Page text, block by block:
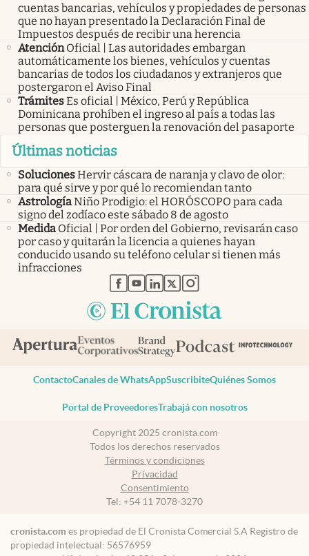
cuentas bancarias, vehículos y propiedades de personas
que no hayan presentado la Declaración Final de
Impuestos después de recibir una herencia
Atención Oficial | Las autoridades embargan
automáticamente los bienes, vehículos y cuentas
bancarias de todos los ciudadanos y extranjeros que
postergaron el Aviso Final
TrámitesEs oficial | México, Perú y República
Dominicana prohíben el ingreso al país a todas las
personas que posterguen la renovación del pasaporte
Últimas noticias
SolucionesHervir cáscara de naranja y clavo de olor:
para qué sirve y por qué lo recomiendan tanto
AstrologíaNiño Prodigio: el HORÓSCOPO para cada
signo del zodíaco este sábado 8 de agosto
Medida Oficial | Por orden del Gobierno, revisarán caso
por caso y quitarán la licencia a quienes hayan
conducido usando su teléfono celular si tienen más
infracciones
abre en nueva pestaña
abre en nueva pestaña
abre en nueva pestaña
abre en nueva pestaña
abre en nueva pestaña
ContactoCanales de WhatsAppSuscribiteQuiénes Somos
Portal de ProveedoresTrabajá con nosotros
Copyright 2025 cronista.com
Todos los derechos reservados
Términos y condiciones
Privacidad
Consentimiento
Tel: +54 11 7078-3270
cronista.com es propiedad de El Cronista Comercial S.A Registro de
propiedad intelectual: 56576959